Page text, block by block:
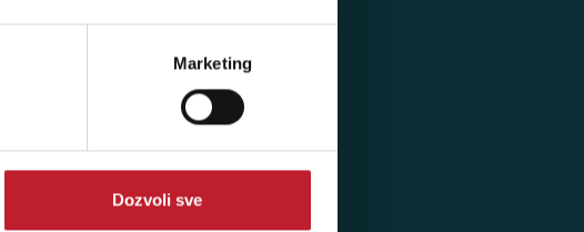
Marketing
Dozvoli sve
Prijava